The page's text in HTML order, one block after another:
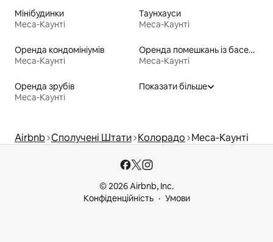
Мінібудинки
Меса-Каунті
Таунхауси
Меса-Каунті
Оренда кондомініумів
Меса-Каунті
Оренда помешкань із басейном
Меса-Каунті
Оренда зрубів
Меса-Каунті
Показати більше
Airbnb Сполучені Штати Колорадо Меса-Каунті
© 2026 Airbnb, Inc.
Конфіденційність
Умови